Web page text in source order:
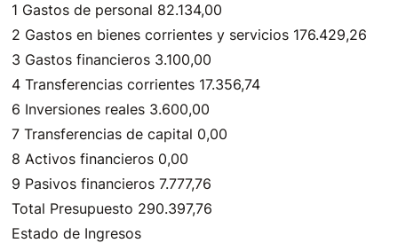
1 Gastos de personal 82.134,00
2 Gastos en bienes corrientes y servicios 176.429,26
3 Gastos financieros 3.100,00
4 Transferencias corrientes 17.356,74
6 Inversiones reales 3.600,00
7 Transferencias de capital 0,00
8 Activos financieros 0,00
9 Pasivos financieros 7.777,76
Total Presupuesto 290.397,76
Estado de Ingresos